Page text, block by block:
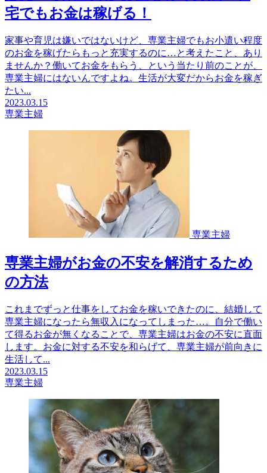
宅でもお金は稼げる！
家事や育児は嫌いではないけど、専業主婦でもお小遣い程度
のお金を稼げたらもっと充実するのに…と考えたこと、あり
ませんか？働いてお金をもらう、という当たり前のことが、
専業主婦にはないんですよね。生活が大変だからお金を稼ぎ
たい...
2023.03.15
専業主婦
専業主婦
専業主婦がお金の不安を解消するため
の方法
これまでずっと仕事をしてお金を稼いできたのに、結婚して
専業主婦になったら無収入になってしまった…。自分で働い
て得るお金が無くなることで、専業主婦はお金の不安に直面
します。お金に対する不安を和らげて、専業主婦が前向きに
生活して...
2023.03.15
専業主婦